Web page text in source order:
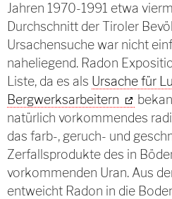
Jahren 1970-1991 etwa
Durchschnitt der Tiroler
Ursachensuche war nicht
naheliegend. Radon
Liste, da es als Ursache für
Bergwerksarbeitern
natürlich vorkommendes
das farb-, geruch- und
Zerfallsprodukte des in
vorkommenden Uran. Aus
entweicht Radon in die